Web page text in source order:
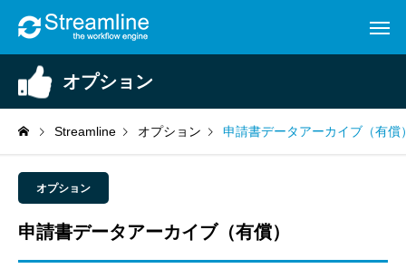
オプション
Streamline オプション 申請書データアーカイブ（有償
オプション
申請書データアーカイブ（有償）